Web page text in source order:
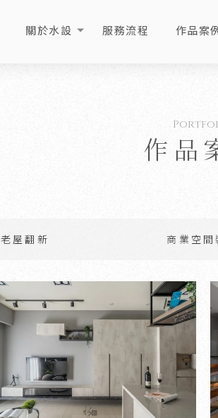
關於水設 服務流程 作品案
作品
老屋翻新 商業空間